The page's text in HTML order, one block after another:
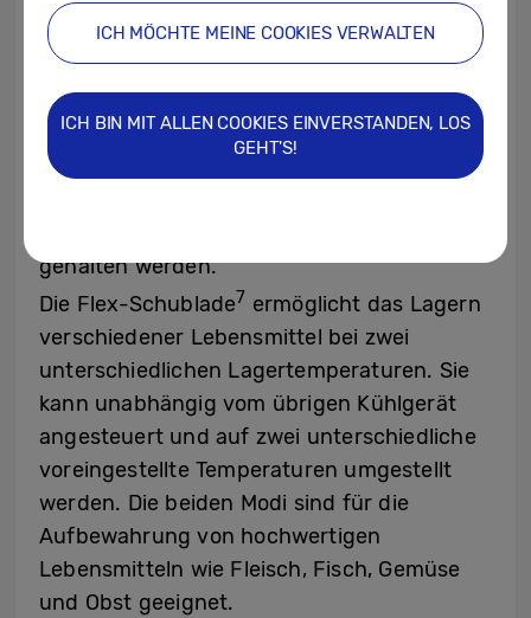
verschiedenen Größen hergestellt werden.
Die Bespoke Infinite Kühlschränke bieten
flexible Lagermöglichkeiten für
gehalten werden.
Die Flex-Schublade7 ermöglicht das Lagern
verschiedener Lebensmittel bei zwei
unterschiedlichen Lagertemperaturen. Sie
kann unabhängig vom übrigen Kühlgerät
angesteuert und auf zwei unterschiedliche
voreingestellte Temperaturen umgestellt
werden. Die beiden Modi sind für die
Aufbewahrung von hochwertigen
Lebensmitteln wie Fleisch, Fisch, Gemüse
und Obst geeignet.
ICH MÖCHTE MEINE COOKIES VERWALTEN
ICH BIN MIT ALLEN COOKIES EINVERSTANDEN, LOS
GEHT'S!